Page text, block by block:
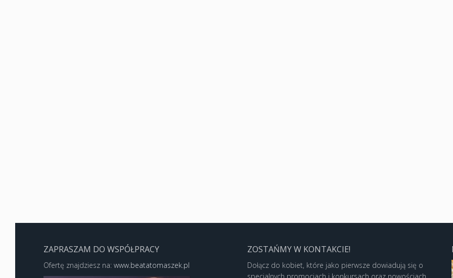
ZAPRASZAM DO WSPÓŁPRACY
Ofertę znajdziesz na: www.beatatomaszek.pl
ZOSTAŃMY W KONTAKCIE!
Dołącz do kobiet, które jako pierwsze dowiadują się o